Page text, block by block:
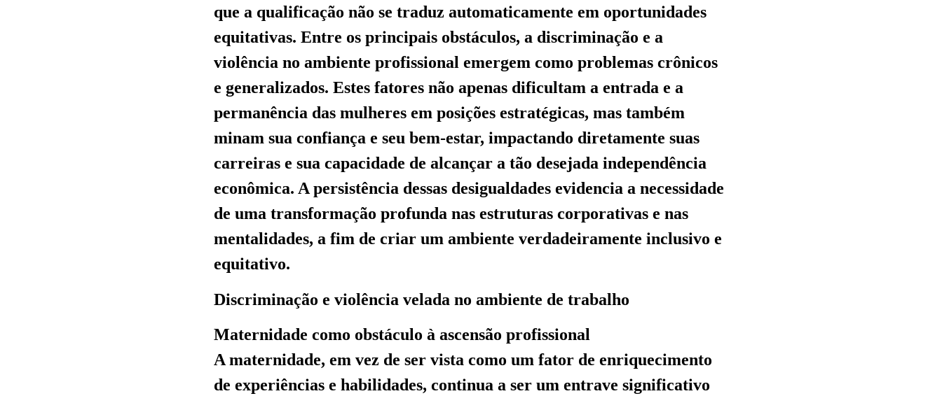
que a qualificação não se traduz automaticamente em oportunidades
equitativas. Entre os principais obstáculos, a discriminação e a
violência no ambiente profissional emergem como problemas crônicos
e generalizados. Estes fatores não apenas dificultam a entrada e a
permanência das mulheres em posições estratégicas, mas também
minam sua confiança e seu bem-estar, impactando diretamente suas
carreiras e sua capacidade de alcançar a tão desejada independência
econômica. A persistência dessas desigualdades evidencia a necessidade
de uma transformação profunda nas estruturas corporativas e nas
mentalidades, a fim de criar um ambiente verdadeiramente inclusivo e
equitativo.
Discriminação e violência velada no ambiente de trabalho
Maternidade como obstáculo à ascensão profissional
A maternidade, em vez de ser vista como um fator de enriquecimento
de experiências e habilidades, continua a ser um entrave significativo